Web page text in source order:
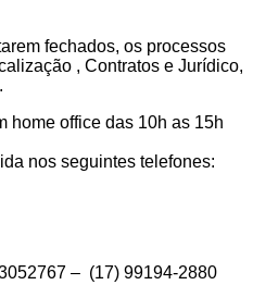
fechados, os processos
, Contratos e Jurídico,
home office das 10h as 15h
nos seguintes telefones:
– (17) 99194-2880